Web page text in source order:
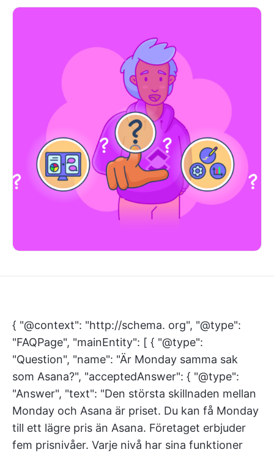
{ "@context": "http://schema. org", "@type":
"FAQPage", "mainEntity": [ { "@type":
"Question", "name": "Är Monday samma sak
som Asana?", "acceptedAnswer": { "@type":
"Answer", "text": "Den största skillnaden mellan
Monday och Asana är priset. Du kan få Monday
till ett lägre pris än Asana. Företaget erbjuder
fem prisnivåer. Varje nivå har sina funktioner